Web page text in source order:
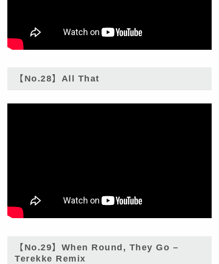
【No.28】All That
【No.29】When Round, They Go –
Terekke Remix